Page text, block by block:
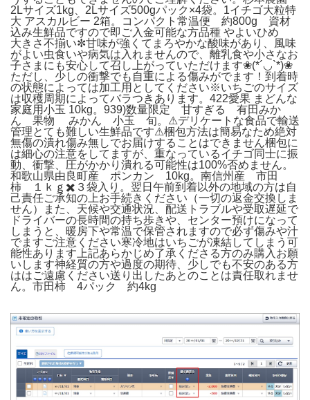
2Lサイズ1kg、2Lサイズ500gパック×4袋。1イチゴ大粒特
大 アスカルビー 2箱。コンパクト常温便 約800g 資材
込み生鮮品ですので即ご入金可能な方品種 やよいひめ
大きさ不揃い✼甘味が強くてまろやかな酸味があり、風味
がよい虫食いや病気は入れませんので、離乳食や小さなお
子さまにも安心して召し上がっていただけます❀(*´◡`*)❀
ただし、少しの衝撃でも自重による傷みがでます！到着時
の状態によっては加工用としてください※いちごのサイズ
は収穫周期によってバラつきあります。422愛果 まどんな
家庭用小玉 10kg。939)数量限定 甘すぎる 有田みか
ん 果物 みかん 小玉 旬。⚠デリケートな食品で輸送
管理とても難しい生鮮品です⚠梱包方法は簡易なため絶対
無傷の潰れ傷み無しでお届けすることはできません梱包に
は細心の注意をしてますが、重なっているイチゴ同士に振
動、衝撃、圧がかかり潰れる可能性は100%否めません。
和歌山県由良町産 ポンカン 10kg。南信州産 市田
柿 １ｋｇ✖️３袋入り。翌日午前到着以外の地域の方は自
己責任ご承知の上お手続きください（一切の返金交換しま
せん）また、天候や交通状況、配送トラブルや受取遅延で
ドライバーの長時間の持ち歩きや、センター預けになって
しまうと、暖房下や常温で保管されますので必ず傷みや汁
でますご注意ください寒冷地はいちごが凍結してしまう可
能性あります上記あらかじめ了承くださる方のみ購入お願
いします神経質の方や過度の期待、少しでも不安のある方
ははご遠慮ください送り出したあとのことは責任取れませ
ん。市田柿 4パック 約4kg